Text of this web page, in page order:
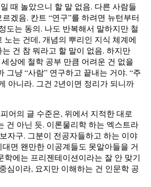
때 놀았으니 할 말 없음. 다른 사람들
겠음. 칸트 “연구”를 하려면 뉴턴부터
도는 동의. 나도 반복해서 말하지만 철
노는 건데, 개념의 뿌리인 지식 체계에
건 참 뭐라고 할 말이 없음. 하지만
상에 철학 공부 만큼 어려운 건 없을
그냥 “사람” 연구하고 끝내는 거야. “주
아니라. 그건 2년이면 정리가 되니까
어의 글 수준은, 위에서 지적한 대로
건 아닌 듯. 이론물리학 하는 엑스트라
자구. 그분이 전공자들하고 하는 이야
면 왠만한 이공계들도 못알아들을 거
학에는 프리젠테이션이라는 잘 안 맞기
심이라, 요지만 이해하는 건 인문학 공